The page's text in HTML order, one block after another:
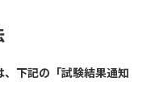
、下記の「試験結果通知